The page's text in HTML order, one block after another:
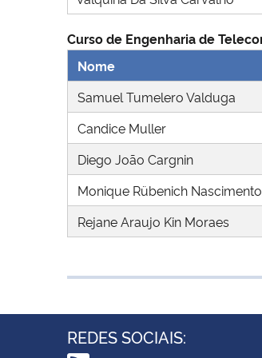
Curso de Engenharia de
Nome
Samuel Tumelero Valduga
Candice Muller
Diego João Cargnin
Monique Rübenich Nascimento
Rejane Araujo Kin Moraes
REDES SOCIAIS: